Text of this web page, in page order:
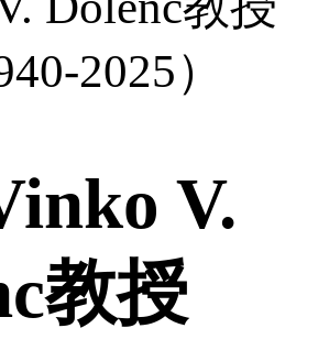
2025）
V.
教授